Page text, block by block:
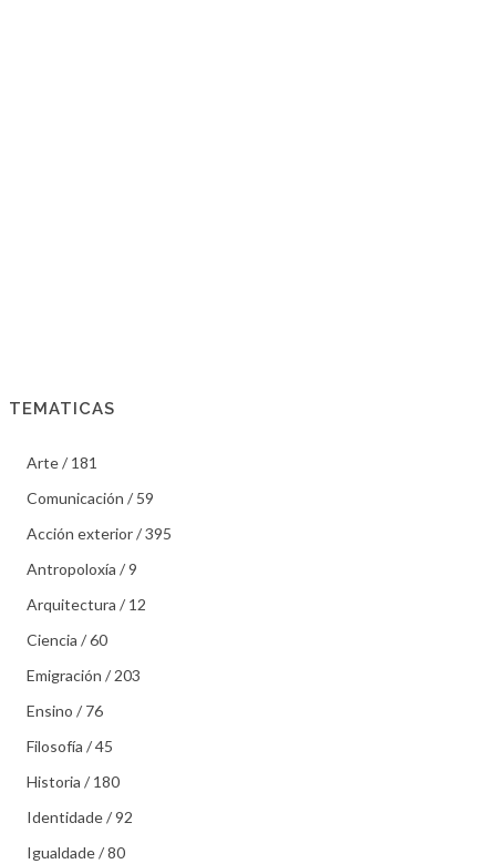
TEMATICAS
Arte / 181
Comunicación / 59
Acción exterior / 395
Antropoloxía / 9
Arquitectura / 12
Ciencia / 60
Emigración / 203
Ensino / 76
Filosofía / 45
Historia / 180
Identidade / 92
Igualdade / 80